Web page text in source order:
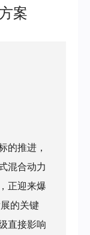
案
的推进，
混合动力
正迎来爆
的关键
直接影响